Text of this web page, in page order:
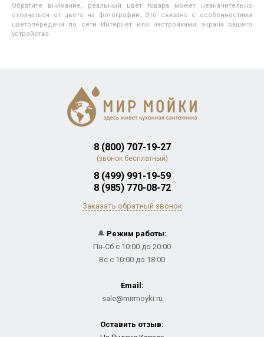
Обратите внимание, реальный цвет товара может незначительно
отличаться от цвета на фотографии. Это связано с особенностями
цветопередачи по сети Интернет или настройками экрана вашего
устройства.
8 (800) 707-19-27
(звонок бесплатный)
8 (499) 991-19-59
8 (985) 770-08-72
Заказать обратный звонок
🔔 Режим работы:
Пн-Сб с 10:00 до 20:00
Вс с 10:00 до 18:00
Email:
sale@mirmoyki.ru
Оставить отзыв: